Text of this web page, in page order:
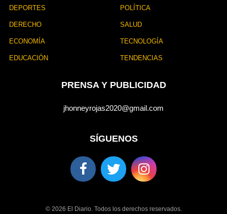
DEPORTES
DERECHO
ECONOMÍA
EDUCACIÓN
POLÍTICA
SALUD
TECNOLOGÍA
TENDENCIAS
PRENSA Y PUBLICIDAD
jhonneyrojas2020@gmail.com
SÍGUENOS
© 2026 El Diario. Todos los derechos reservados.